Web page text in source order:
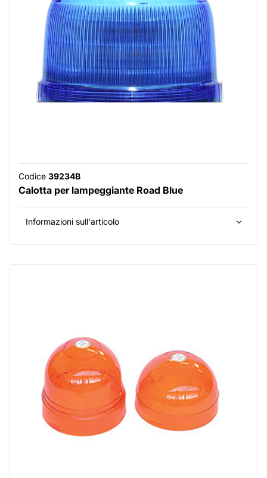
Codice 39234B
Calotta per lampeggiante Road Blue
Informazioni sull'articolo